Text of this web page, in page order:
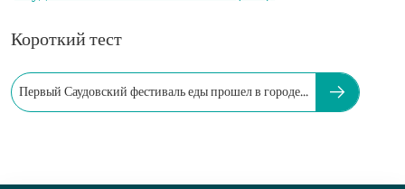
Короткий тест
Первый Саудовский фестиваль еды прошел в городе...